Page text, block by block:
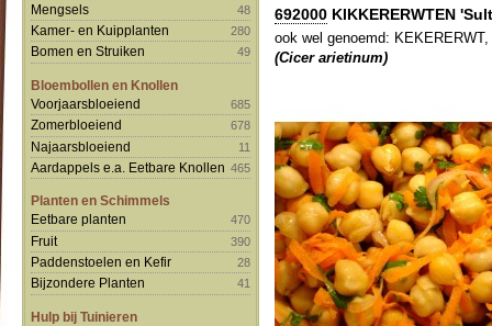
Mengsels 48
Kamer- en Kuipplanten 280
Bomen en Struiken 49
Bloembollen en Knollen
Voorjaarsbloeiend
685
Zomerbloeiend 678
Najaarsbloeiend 11
Aardappels e.a. Eetbare Knollen 465
Planten en Schimmels
Eetbare planten
470
Fruit 390
Paddenstoelen en Kefir 28
Bijzondere Planten 41
Hulp bij Tuinieren
692000 KIKKERERWTEN
ook wel genoemd:
(Cicer arietinum)